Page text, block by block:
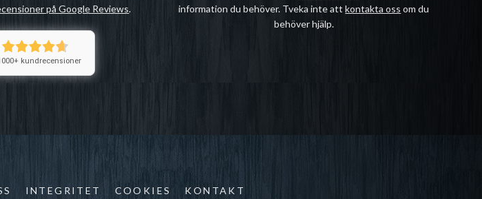
på Google Reviews.
kundrecensioner
information du behöver. Tveka inte attkontakta oss om du
behöver hjälp.
INTEGRITET COOKIES KONTAKT